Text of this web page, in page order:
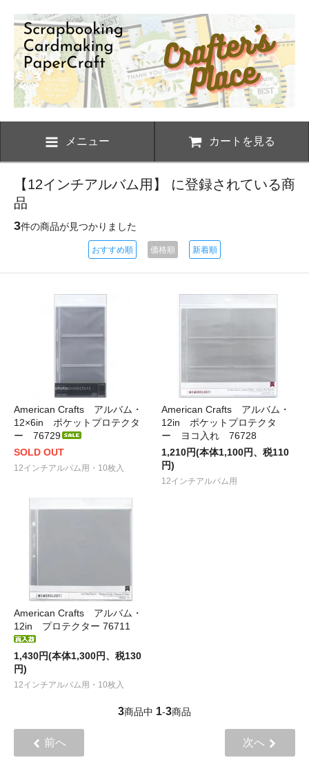
メニュー カートを見る
【12インチアルバム用】 に登録されている商
品
3件の商品が見つかりました
おすすめ順 価格順 新着順
American Crafts アルバム・
12×6in ポケットプロテクタ
ー 76729
SOLD OUT
12インチアルバム用・10枚入
American Crafts アルバム・
12in ポケットプロテクタ
ー ヨコ入れ 76728
1,210円(本体1,100円、税110
円)
12インチアルバム用
American Crafts アルバム・
12in プロテクター 76711
1,430円(本体1,300円、税130
円)
12インチアルバム用・10枚入
3商品中 1-3商品
前へ 次へ